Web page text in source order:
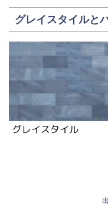
グレイスタイルと